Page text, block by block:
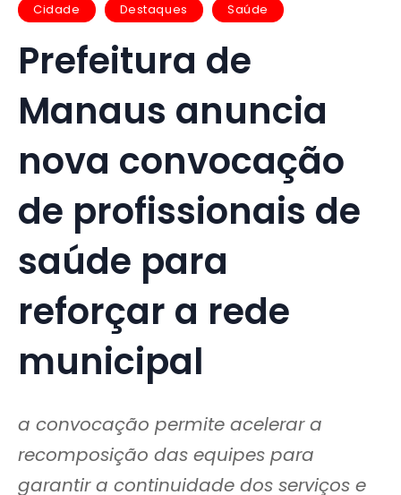
Cidade Destaques Saúde
Prefeitura de
Manaus anuncia
nova convocação
de profissionais de
saúde para
reforçar a rede
municipal
a convocação permite acelerar a
recomposição das equipes para
garantir a continuidade dos serviços e